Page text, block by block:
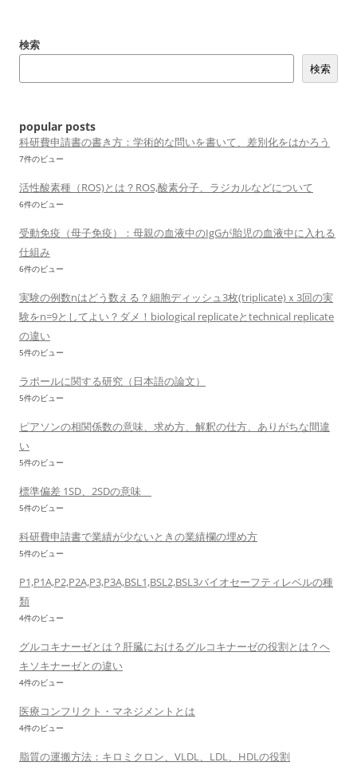
ー
検索
検索
popular posts
科研費申請書の書き方：学術的な問いを書いて、差別化をはかろう
7件のビュー
活性酸素種（ROS)とは？ROS,酸素分子、ラジカルなどについて
6件のビュー
受動免疫（母子免疫）：母親の血液中のIgGが胎児の血液中に入れる
仕組み
6件のビュー
実験の例数nはどう数える？細胞ディッシュ3枚(triplicate)ｘ3回の実
験をn=9としてよい？ダメ！biological replicateとtechnical replicate
の違い
5件のビュー
ラポールに関する研究（日本語の論文）
5件のビュー
ピアソンの相関係数の意味、求め方、解釈の仕方、ありがちな間違
い
5件のビュー
標準偏差 1SD、2SDの意味
5件のビュー
科研費申請書で業績が少ないときの業績欄の埋め方
5件のビュー
P1,P1A,P2,P2A,P3,P3A,BSL1,BSL2,BSL3バイオセーフティレベルの種
類
4件のビュー
グルコキナーゼとは？肝臓におけるグルコキナーゼの役割とは？ヘ
キソキナーゼとの違い
4件のビュー
医療コンフリクト・マネジメントとは
4件のビュー
脂質の運搬方法：キロミクロン、VLDL、LDL、HDLの役割